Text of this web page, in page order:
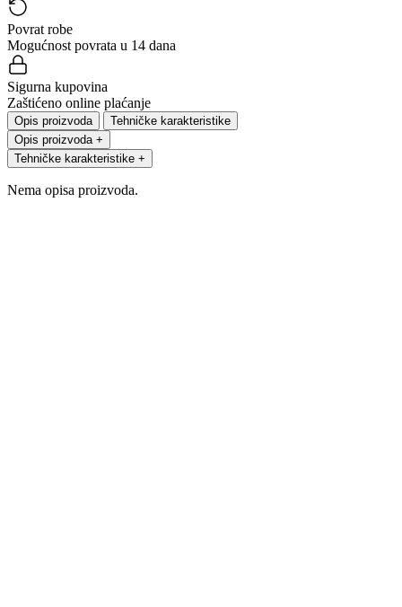
Povrat robe
Mogućnost povrata u 14 dana
Sigurna kupovina
Zaštićeno online plaćanje
Opis proizvoda
Tehničke karakteristike
Opis proizvoda +
Tehničke karakteristike +
Nema opisa proizvoda.